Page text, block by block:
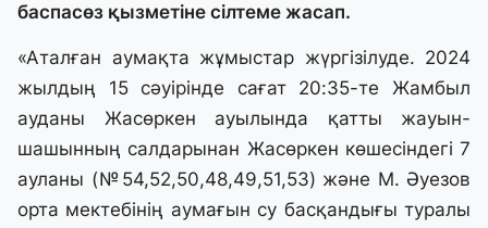
баспасөз қызметіне сілтеме жасап.
«Аталған аумақта жұмыстар жүргізілуде. 2024
жылдың 15 сәуірінде сағат 20:35-те Жамбыл
ауданы Жасөркен ауылында қатты жауын-
шашынның салдарынан Жасөркен көшесіндегі 7
ауланы (№54,52,50,48,49,51,53) және М. Әуезов
орта мектебінің аумағын су басқандығы туралы